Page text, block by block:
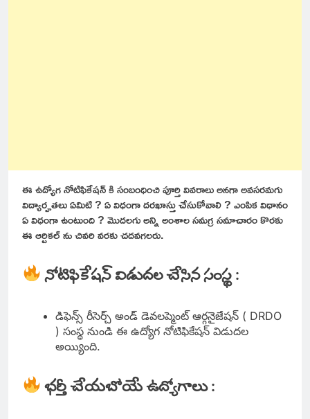
ఈ ఉద్యోగ నోటిఫికేషన్ కి సంబంధించి పూర్తి వివరాలు అనగా అవసరమగు
విద్యార్హతలు ఏమిటి ? ఏ విధంగా దరఖాస్తు చేసుకోవాలి ? ఎంపిక విధానం
ఏ విధంగా ఉంటుంది ? మొదలగు అన్ని అంశాల సమగ్ర సమాచారం కొరకు
ఈ ఆర్టికల్ ను చివరి వరకు చదవగలరు.
నోటిఫికేషన్ విడుదల చేసిన సంస్థ :
డిఫెన్స్ రీసెర్చ్ అండ్ డెవలప్మెంట్ ఆర్గనైజేషన్ ( DRDO
) సంస్థ నుండి ఈ ఉద్యోగ నోటిఫికేషన్ విడుదల
అయ్యింది.
భర్తీ చేయబోయే ఉద్యోగాలు :